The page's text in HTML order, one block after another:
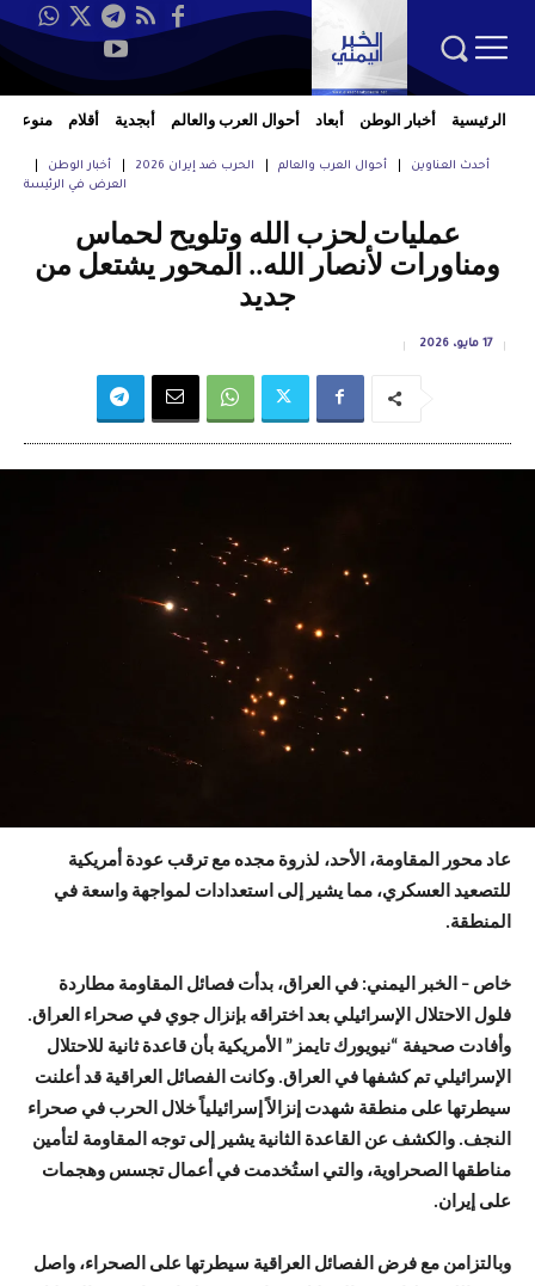
الرئيسية أخبار الوطن أبعاد أحوال العرب والعالم أبجدية أقلام منوعات
أحدث العناوين أحوال العرب والعالم الحرب ضد إيران 2026
أخبار الوطن
العرض في الرئيسة
عمليات لحزب الله وتلويح لحماس
ومناورات لأنصار الله.. المحور يشتعل من
جديد
17 مايو، 2026
عاد محور المقاومة، الأحد، لذروة مجده مع ترقب عودة أمريكية
للتصعيد العسكري، مما يشير إلى استعدادات لمواجهة واسعة في
المنطقة.
خاص – الخبر اليمني: في العراق، بدأت فصائل المقاومة مطاردة
فلول الاحتلال الإسرائيلي بعد اختراقه بإنزال جوي في صحراء العراق.
وأفادت صحيفة “نيويورك تايمز” الأمريكية بأن قاعدة ثانية للاحتلال
الإسرائيلي تم كشفها في العراق. وكانت الفصائل العراقية قد أعلنت
سيطرتها على منطقة شهدت إنزالاً إسرائيلياً خلال الحرب في صحراء
النجف. والكشف عن القاعدة الثانية يشير إلى توجه المقاومة لتأمين
مناطقها الصحراوية، والتي استُخدمت في أعمال تجسس وهجمات
على إيران.
وبالتزامن مع فرض الفصائل العراقية سيطرتها على الصحراء، واصل